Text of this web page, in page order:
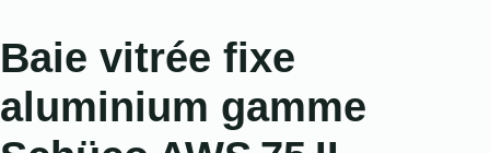
Baie vitrée fixe
aluminium gamme